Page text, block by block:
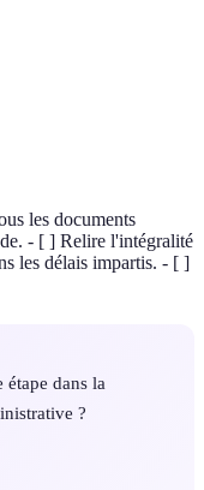
les documents
- [ ] Relire l'intégralité
les délais impartis. - [ ]
étape dans la
?